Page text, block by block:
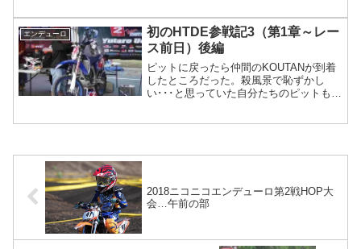
て回るだけでも楽しかったです・。降雪
量が少なくて”雪漕ぎ”にはならないのでは
ないか？ という懸念は...
エンデューロ
初のHTDE参戦記3（第1章～レー
ス前日）後編
ピットに戻ったら仲間のKOUTANが到着
したところだった。殺風景で恥ずかし
い･･･と思っていた自分たちのピットも、
でHTDEのエントリーリストや走行ルー
2018ニコニコエンデューロ第2戦HOP大
会…午前の部